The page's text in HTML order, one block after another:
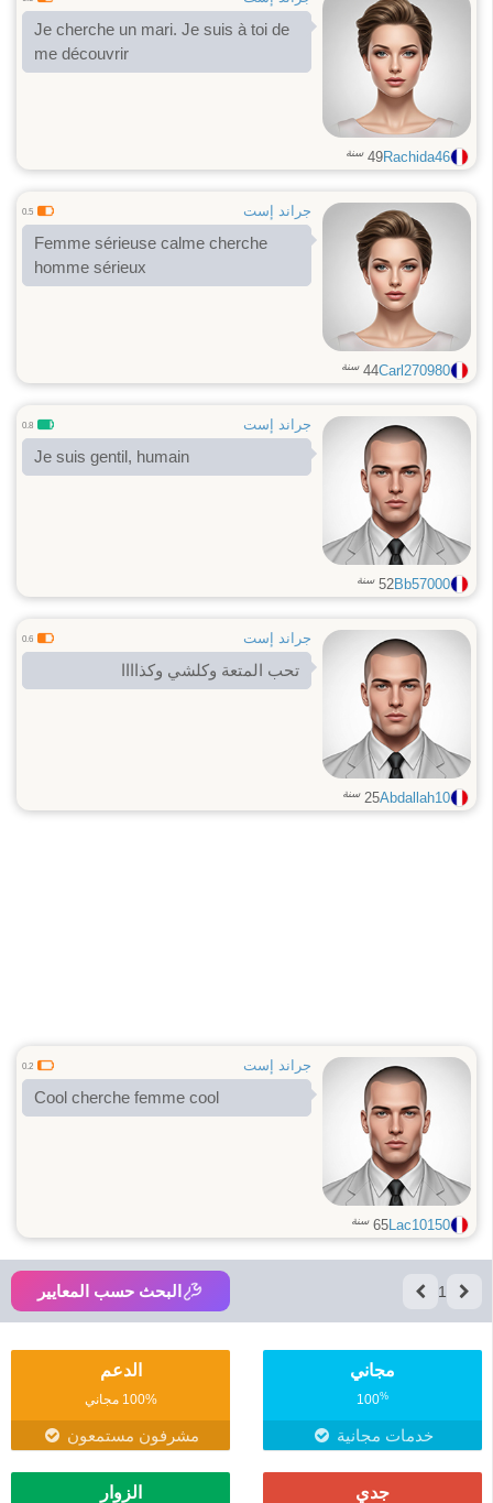
Je cherche un mari. Je suis à toi de
me découvrir
Rachida46
49 سنة
جراند إست 0.5
Femme sérieuse calme cherche
homme sérieux
Carl270980
44 سنة
جراند إست 0.8
Je suis gentil, humain
Bb57000
52 سنة
جراند إست 0.6
تحب المتعة وكلشي وكذاااا
Abdallah10
25 سنة
جراند إست 0.2
Cool cherche femme cool
Lac10150
65 سنة
1 البحث حسب المعايير
مجاني
100%
خدمات مجانية
الدعم
100% مجاني
مشرفون مستمعون
جدي الزوار